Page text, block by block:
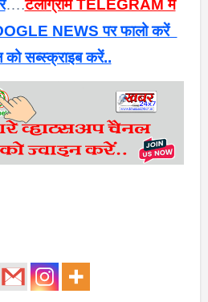
….टेलीग्राम TELEGRAM में
NEWS पर फालो करें
सब्स्क्राइब करें..